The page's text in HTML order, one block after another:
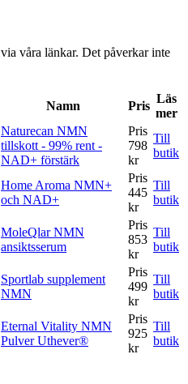
våra länkar. Det påverkar inte
Namn Pris
Läs
mer
Naturecan NMN
tillskott - 99% rent -
NAD+ förstärk
Pris
798
kr
Till
butik
Home Aroma NMN+
och NAD+
Pris
445
kr
Till
butik
MoleQlar NMN
ansiktsserum
Pris
853
kr
Till
butik
Sportlab supplement
NMN
Pris
499
kr
Till
butik
Eternal Vitality NMN
Pulver Uthever®
Pris
925
kr
Till
butik